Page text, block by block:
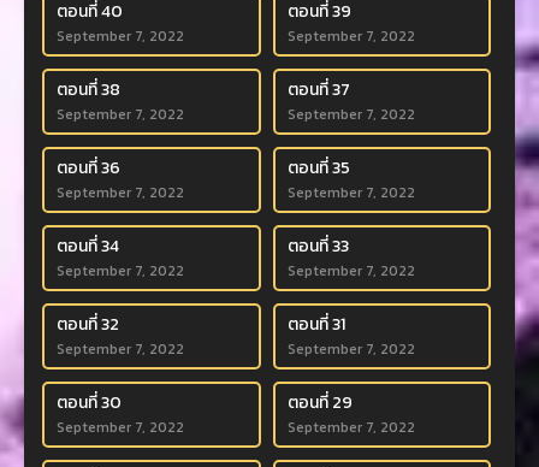
ตอนที่ 40
September 7, 2022
ตอนที่ 39
September 7, 2022
ตอนที่ 38
September 7, 2022
ตอนที่ 37
September 7, 2022
ตอนที่ 36
September 7, 2022
ตอนที่ 35
September 7, 2022
ตอนที่ 34
September 7, 2022
ตอนที่ 33
September 7, 2022
ตอนที่ 32
September 7, 2022
ตอนที่ 31
September 7, 2022
ตอนที่ 30
September 7, 2022
ตอนที่ 29
September 7, 2022